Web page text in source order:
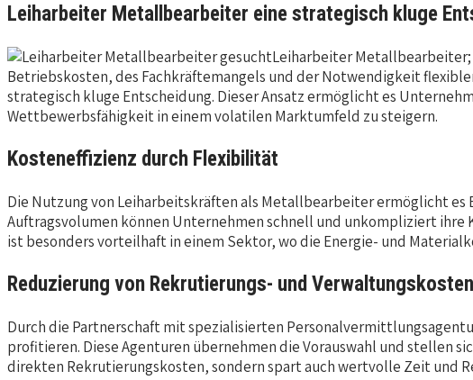
Leiharbeiter Metallbearbeiter eine strategisch kluge
Leiharbeiter
Betriebskosten, des Fachkräftemangels und der Notwendigkeit
strategisch kluge Entscheidung. Dieser Ansatz ermöglicht es
Wettbewerbsfähigkeit in einem volatilen Marktumfeld zu steigern.
Kosteneffizienz durch Flexibilität
Die Nutzung von Leiharbeitskräften als Metallbearbeiter ermöglicht
Auftragsvolumen können Unternehmen schnell und unkompliziert
ist besonders vorteilhaft in einem Sektor, wo die Energie- und
Reduzierung von Rekrutierungs- und Verwaltungskosten
Durch die Partnerschaft mit spezialisierten
profitieren. Diese Agenturen übernehmen die Vorauswahl und stellen
direkten Rekrutierungskosten, sondern spart auch wertvolle Zeit und